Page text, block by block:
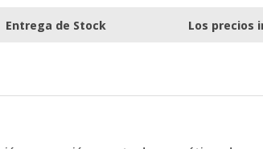
Entrega de Stock Los precios